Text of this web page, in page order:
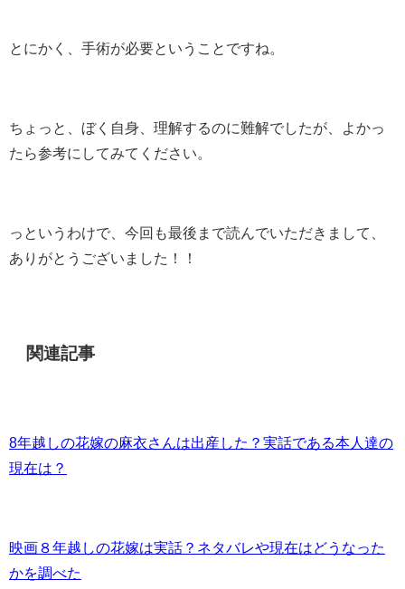
とにかく、手術が必要ということですね。
ちょっと、ぼく自身、理解するのに難解でしたが、よかっ
たら参考にしてみてください。
っというわけで、今回も最後まで読んでいただきまして、
ありがとうございました！！
関連記事
8年越しの花嫁の麻衣さんは出産した？実話である本人達の
現在は？
映画８年越しの花嫁は実話？ネタバレや現在はどうなった
かを調べた